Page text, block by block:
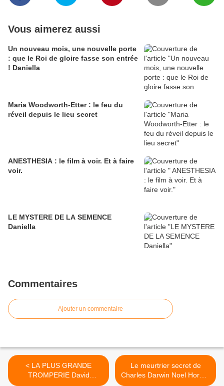
Vous aimerez aussi
Un nouveau mois, une nouvelle porte
: que le Roi de gloire fasse son entrée
! Daniella
Maria Woodworth-Etter : le feu du
réveil depuis le lieu secret
ANESTHESIA : le film à voir. Et à faire
voir.
LE MYSTERE DE LA SEMENCE
Daniella
Commentaires
Ajouter un commentaire
< LA PLUS GRANDE
TROMPERIE David
Le meurtrier secret de
Charles Darwin Noel Hornor